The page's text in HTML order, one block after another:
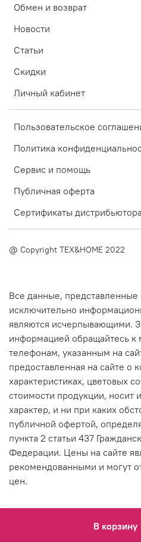
В корзину
Обмен и возврат
Новости
Статьи
Скидки
Личный кабинет
Пользовательское
Политика
Сервис и помощь
Публичная оферта
Сертификаты дистрибьютора
@ Copyright TEX&HOME 2022
Все данные, представленные
исключительно
являются исчерпывающими.
информацией обращайтесь
телефонам, указанным на
предоставленная на сайте о
характеристиках, цветовых
стоимости продукции,
характер, и ни при каких
публичной офертой,
пункта 2 статьи 437
Федерации. Цены на сайте
рекомендованными и могут
цен.